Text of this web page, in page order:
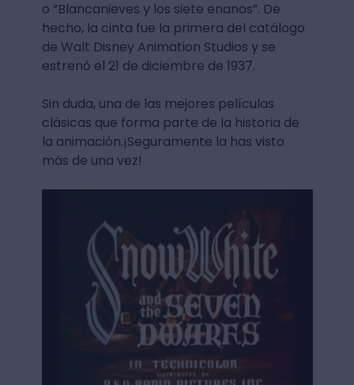
o “Blancanieves y los siete enanos”. De
hecho, la cinta fue la primera del catálogo
de Walt Disney Animation Studios y se
estrenó el 21 de diciembre de 1937.
Sin duda, una de las mejores películas
clásicas que forma parte de la historia de
la animación.¡Seguramente la has visto
más de una vez!